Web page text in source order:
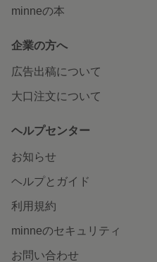
minneの本
企業の方へ
広告出稿について
大口注文について
ヘルプセンター
お知らせ
ヘルプとガイド
利用規約
minneのセキュリティ
お問い合わせ